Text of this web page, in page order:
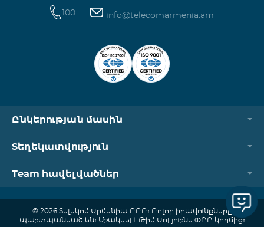
100 info@telecomarmenia.am
Ընկերության մասին
Տեղեկատվություն
Team հավելվածներ
© 2026 Տելեկոմ Արմենիա ԲԲԸ։ Բոլոր իրավունքները
պաշտպանված են։ Մշակվել է Թիմ Սոլյուշնս ՓԲԸ կողմից։